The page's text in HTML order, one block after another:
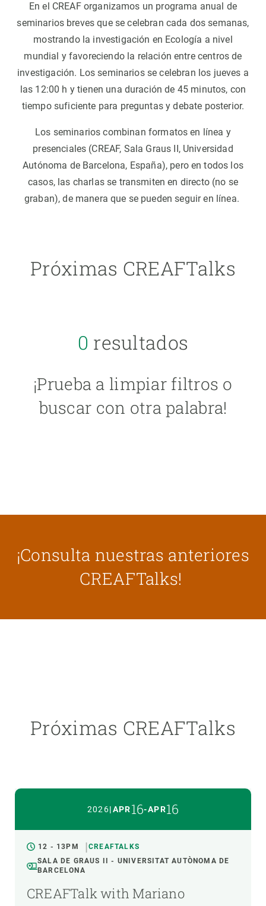
En el CREAF organizamos un programa anual de
seminarios breves que se celebran cada dos semanas,
mostrando la investigación en Ecología a nivel
mundial y favoreciendo la relación entre centros de
investigación. Los seminarios se celebran los jueves a
las 12:00 h y tienen una duración de 45 minutos, con
tiempo suficiente para preguntas y debate posterior.
Los seminarios combinan formatos en línea y
presenciales (CREAF, Sala Graus II, Universidad
Autónoma de Barcelona, España), pero en todos los
casos, las charlas se transmiten en directo (no se
graban), de manera que se pueden seguir en línea.
Próximas CREAFTalks
0 resultados
¡Prueba a limpiar filtros o
buscar con otra palabra!
¡Consulta nuestras anteriores
CREAFTalks!
Próximas CREAFTalks
2026|APR16-APR16
12 - 13PM
CREAFTALKS
SALA DE GRAUS II - UNIVERSITAT AUTÒNOMA DE
BARCELONA
CREAFTalk with Mariano